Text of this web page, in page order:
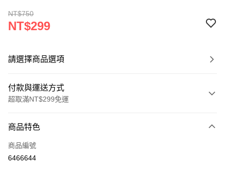
NT$750
NT$299
請選擇商品選項
付款與運送方式
超取滿NT$299免運
信用卡一次付款
超商取貨付款
商品特色
商品編號
6466644